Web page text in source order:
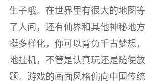
生子哦。在世界里有很大的地图
了人间，还有仙界和其他神秘地
挺多样化，你可以背负千古梦想
地挂机，不管是认真玩还是随便
题。游戏的画面风格偏向中国传